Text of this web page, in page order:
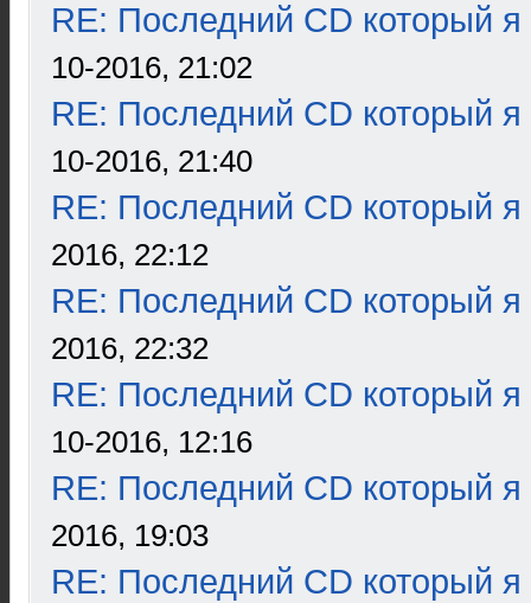
RE: Последний CD который я
10-2016, 21:02
RE: Последний CD который я
10-2016, 21:40
RE: Последний CD который я
2016, 22:12
RE: Последний CD который я
2016, 22:32
RE: Последний CD который я
10-2016, 12:16
RE: Последний CD который я
2016, 19:03
RE: Последний CD который я